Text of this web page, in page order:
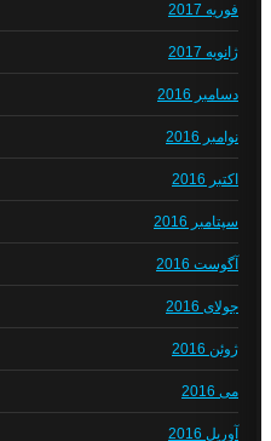
فوریه 2017
ژانویه 2017
دسامبر 2016
نوامبر 2016
اکتبر 2016
سپتامبر 2016
آگوست 2016
جولای 2016
ژوئن 2016
می 2016
آوریل 2016